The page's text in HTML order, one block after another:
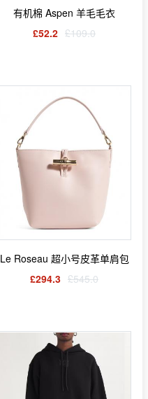
有机棉 Aspen 羊毛毛衣
£52.2 £109.0
Le Roseau 超小号皮革单肩包
£294.3 £545.0